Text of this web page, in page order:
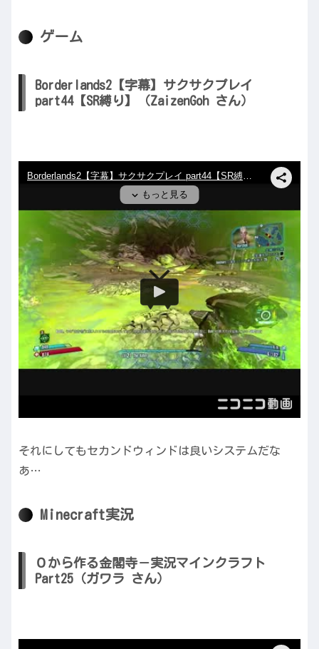
ゲーム
Borderlands2【字幕】サクサクプレイ
part44【SR縛り】（ZaizenGoh さん）
それにしてもセカンドウィンドは良いシステムだな
あ…
Minecraft実況
０から作る金閣寺－実況マインクラフト
Part25（ガワラ さん）